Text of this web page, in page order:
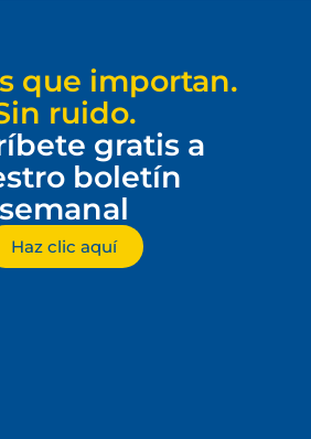
que importan.
ruido.
gratis a
boletín
semanal
Haz clic aquí